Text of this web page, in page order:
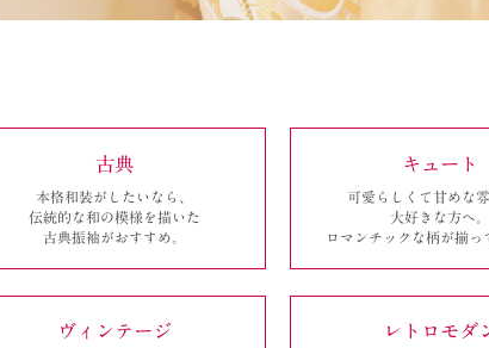
古典
本格和装がしたいなら、
伝統的な和の模様を描いた
古典振袖がおすすめ。
キュート
可愛らしくて甘めな
大好きな方へ。
ロマンチックな柄が揃っ
ヴィンテージ レトロモダ